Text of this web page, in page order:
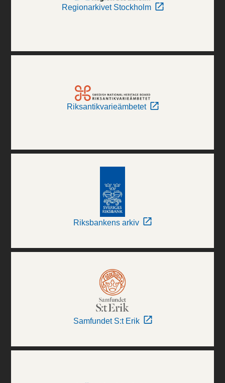
Regionarkivet Stockholm
Riksantikvarieämbetet
Riksbankens arkiv
Samfundet S:t Erik